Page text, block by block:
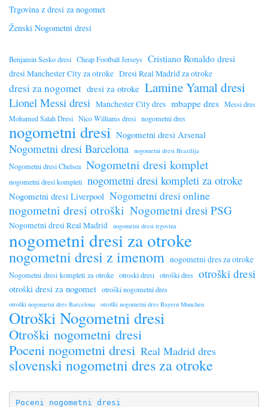
Trgovina z dresi za nogomet
Ženski Nogometni dresi
Benjamin Sesko dresi Cheap Football Jerseys Cristiano Ronaldo dresi
dresi Manchester City za otroke Dresi Real Madrid za otroke
dresi za nogomet dresi za otroke Lamine Yamal dresi
Lionel Messi dresi Manchester City dres mbappe dres Messi dres
Mohamed Salah Dresi Nico Williams dresi nogometni dres
nogometni dresi Nogometni dresi Arsenal
Nogometni dresi Barcelona nogometni dresi Brazilija
Nogometni dresi Chelsea Nogometni dresi komplet
nogometni dresi kompleti nogometni dresi kompleti za otroke
Nogometni dresi Liverpool Nogometni dresi online
nogometni dresi otroški Nogometni dresi PSG
Nogometni dresi Real Madrid nogometni dresi trgovina
nogometni dresi za otroke
nogometni dresi z imenom nogometni dres za otroke
Nogometni dresi kompleti za otroke otroski dresi otroški dres otroški dresi
otroški dresi za nogomet otroški nogometni dres
otroški nogometni dres Barcelona otroški nogometni dres Bayern Munchen
Otroški Nogometni dresi
Otroški nogometni dresi
Poceni nogometni dresi Real Madrid dres
slovenski nogometni dres za otroke
Poceni nogometni dresi